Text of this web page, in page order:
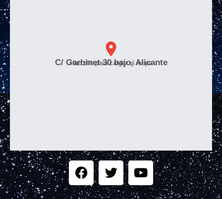
C/ Garbinet 30 bajo, Alicante
Haz clic para cargar el mapa